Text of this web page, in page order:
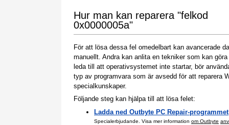
Hur man kan reparera "felkod
0x0000005a"
För att lösa dessa fel omedelbart kan avancerade
manuellt. Andra kan anlita en tekniker som kan
leda till att operativsystemet inte startar, bör
typ av programvara som är avsedd för att reparera
specialkunskaper.
Följande steg kan hjälpa till att lösa felet:
Ladda ned Outbyte PC Repair-programmet
Specialerbjudande. Visa mer information om Outbyte